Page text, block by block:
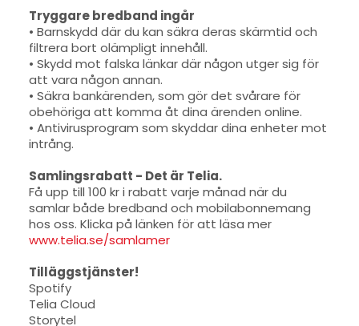
Tryggare bredband ingår
• Barnskydd där du kan säkra deras skärmtid och
filtrera bort olämpligt innehåll.
• Skydd mot falska länkar där någon utger sig för
att vara någon annan.
• Säkra bankärenden, som gör det svårare för
obehöriga att komma åt dina ärenden online.
• Antivirusprogram som skyddar dina enheter mot
intrång.
Samlingsrabatt - Det är Telia.
Få upp till 100 kr i rabatt varje månad när du
samlar både bredband och mobilabonnemang
hos oss. Klicka på länken för att läsa mer
www.telia.se/samlamer
Tilläggstjänster!
Spotify
Telia Cloud
Storytel